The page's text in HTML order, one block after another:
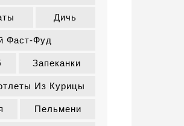
Дичь
Фаст-Фуд
Запеканки
Из Курицы
Пельмени